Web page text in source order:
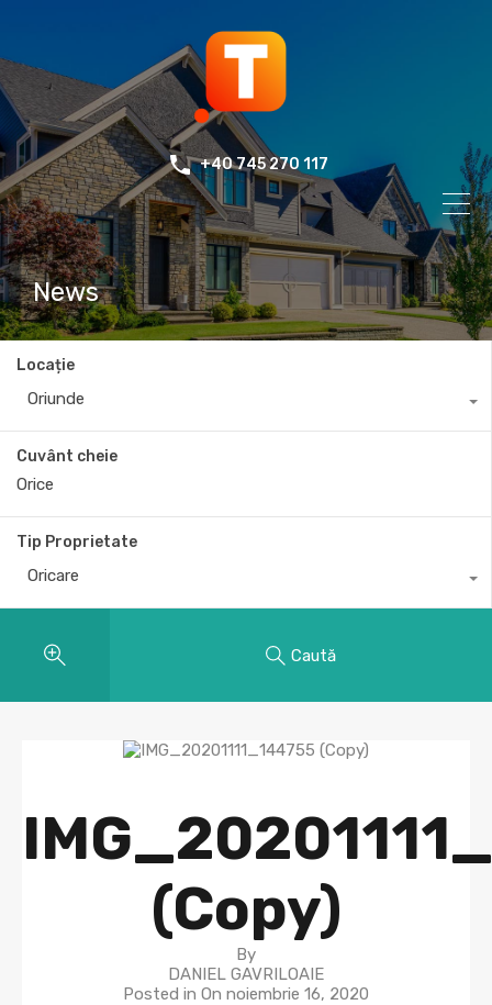
+40 745 270 117
News
Locație
Oriunde
Cuvânt cheie
Tip Proprietate
Oricare
Caută
(Copy)
By
DANIEL GAVRILOAIE
Posted in On noiembrie 16, 2020